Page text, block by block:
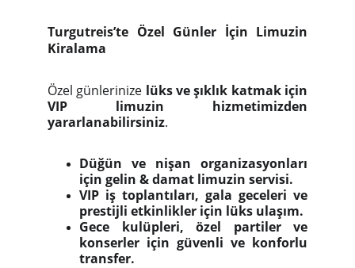
Turgutreis’te Özel Günler İçin Limuzin
Kiralama
Özel günlerinize lüks ve şıklık katmak için
VIP limuzin hizmetimizden
yararlanabilirsiniz.
Düğün ve nişan organizasyonları
için gelin & damat limuzin servisi.
VIP iş toplantıları, gala geceleri ve
prestijli etkinlikler için lüks ulaşım.
Gece kulüpleri, özel partiler ve
konserler için güvenli ve konforlu
transfer.